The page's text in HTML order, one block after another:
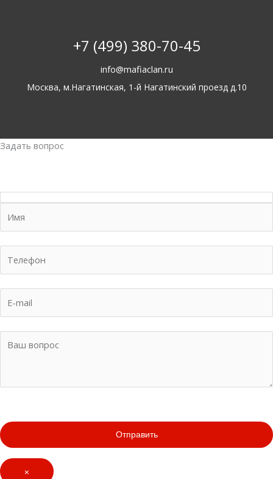
+7 (499) 380-70-45
info@mafiaclan.ru
Москва, м.Нагатинская, 1-й Нагатинский проезд д.10
Задать вопрос
×